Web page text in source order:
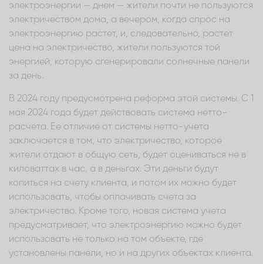
электроэнергии — днем — жители почти не пользуются
электричеством дома, а вечером, когда спрос на
электроэнергию растет, и, следовательно, растет
цена на электричество, жители пользуются той
энергией, которую сгенерировали солнечные панели
за день.
В 2024 году предусмотрена реформа этой системы. С 1
мая 2024 года будет действовать система нетто-
расчета. Ее отличие от системы нетто-учета
заключается в том, что электричество, которое
жители отдают в общую сеть, будет оцениваться не в
киловаттах в час, а в деньгах. Эти деньги будут
копиться на счету клиента, и потом их можно будет
использовать, чтобы оплачивать счета за
электричество. Кроме того, новая система учета
предусматривает, что электроэнергию можно будет
использовать не только на том объекте, где
установлены панели, но и на других объектах клиента.